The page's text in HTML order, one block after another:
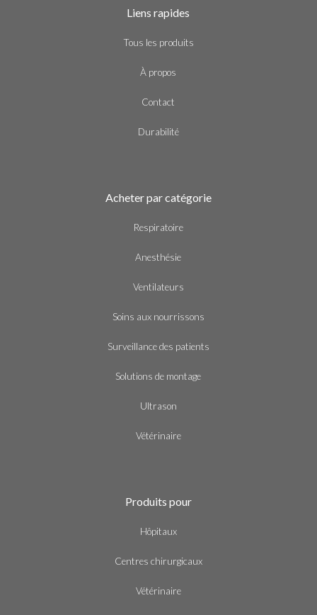
Liens rapides
Tous les produits
À propos
Contact
Durabilité
Acheter par catégorie
Respiratoire
Anesthésie
Ventilateurs
Soins aux nourrissons
Surveillance des patients
Solutions de montage
Ultrason
Vétérinaire
Produits pour
Hôpitaux
Centres chirurgicaux
Vétérinaire